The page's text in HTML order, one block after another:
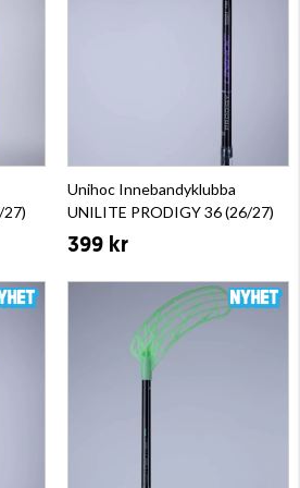
27)
Unihoc Innebandyklubba
UNILITE PRODIGY 36 (26/27)
399 kr